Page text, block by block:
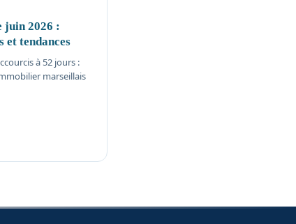
2026 :
et tendances
à 52 jours :
marseillais